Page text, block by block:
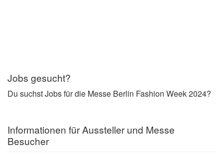
Jobs gesucht?
Du suchst Jobs für die Messe Berlin Fashion Week 2024?
Informationen für Aussteller und Messe
Besucher